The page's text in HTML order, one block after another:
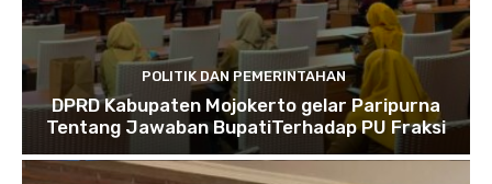
POLITIK DAN PEMERINTAHAN
DPRD Kabupaten Mojokerto gelar Paripurna
Tentang Jawaban BupatiTerhadap PU Fraksi